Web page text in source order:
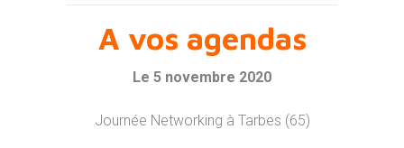
A vos agendas
Le 5 novembre 2020
Journée Networking à Tarbes (65)